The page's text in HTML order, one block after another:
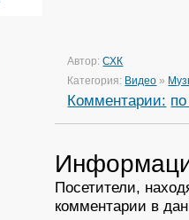
Автор:СХК
Категория: Видео »
Комментарии:
Посетители,
комментарии в